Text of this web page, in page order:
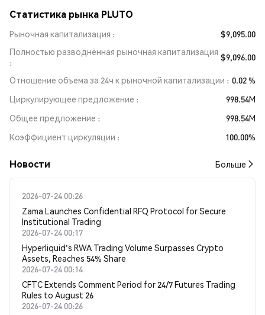
Статистика рынка PLUTO
Рыночная капитализация
$9,095.00
Полностью разводнённая рыночная капитализация $9,096.00
Отношение объема за 24ч к рыночной капитализации
0.02 %
Циркулирующее предложение
998.54M
Общее предложение
998.54M
Коэффициент циркуляции
100.00%
Новости Больше
2026-07-24 00:26
Zama Launches Confidential RFQ Protocol for Secure
Institutional Trading
2026-07-24 00:17
Hyperliquid's RWA Trading Volume Surpasses Crypto
Assets, Reaches 54% Share
2026-07-24 00:14
CFTC Extends Comment Period for 24/7 Futures Trading
Rules to August 26
2026-07-24 00:26